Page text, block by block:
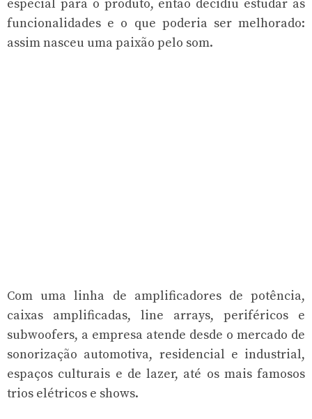
especial para o produto, então decidiu estudar as
funcionalidades e o que poderia ser melhorado:
assim nasceu uma paixão pelo som.
Com uma linha de amplificadores de potência,
caixas amplificadas, line arrays, periféricos e
subwoofers, a empresa atende desde o mercado de
sonorização automotiva, residencial e industrial,
espaços culturais e de lazer, até os mais famosos
trios elétricos e shows.